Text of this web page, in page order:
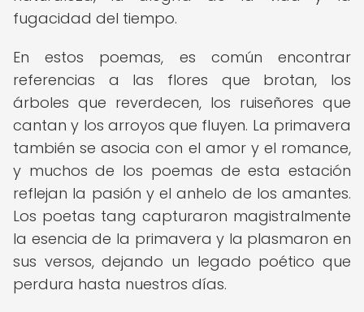
fugacidad del tiempo.
En estos poemas, es común encontrar
referencias a las flores que brotan, los
árboles que reverdecen, los ruiseñores que
cantan y los arroyos que fluyen. La primavera
también se asocia con el amor y el romance,
y muchos de los poemas de esta estación
reflejan la pasión y el anhelo de los amantes.
Los poetas tang capturaron magistralmente
la esencia de la primavera y la plasmaron en
sus versos, dejando un legado poético que
perdura hasta nuestros días.